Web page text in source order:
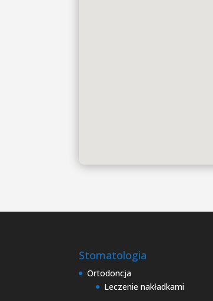
Stomatologia
Ortodoncja
Leczenie nakładkami